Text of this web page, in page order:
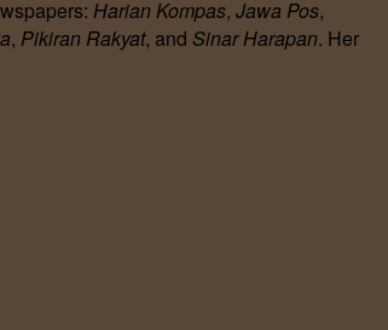
HarianKompas, Jawa Pos,
, Pikiran Rakyat, and Sinar Harapan. Her